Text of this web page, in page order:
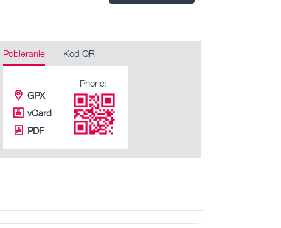
Pobieranie Kod QR
GPX
vCard
PDF
Phone: